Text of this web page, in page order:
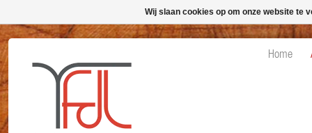
Home
Wij slaan cookies op om onze website te